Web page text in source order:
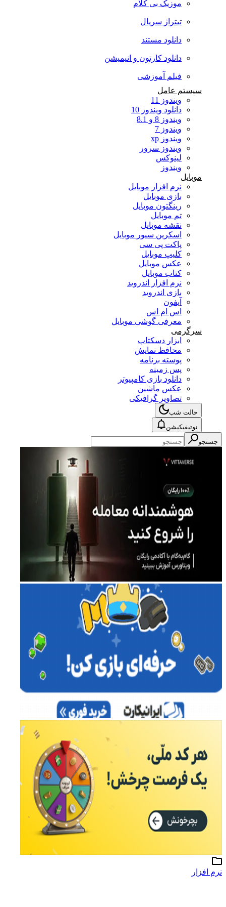
موزیک بی کلام
تیتراژ سریال
دانلود مستند
دانلود کارتون و انیمیشن
فیلم آموزشی
سیستم عامل
ویندوز 11
دانلود ویندوز 10
ویندوز 8 و 8.1
ویندوز 7
ویندوز xp
ویندوز سرور
لینوکس
ویندوز
موبایل
نرم افزار موبایل
بازی موبایل
رینگتون موبایل
تم موبایل
نقشه موبایل
اسکرین سیور موبایل
پاکت پی سی
کلیپ موبایل
عکس موبایل
کتاب موبایل
نرم افزار اندروید
بازی اندروید
آیفون
اس ام اس
معرفی گوشی موبایل
سرگرمی
ابزار دسکتاپ
محافظ نمایش
پوسته برنامه
پس زمینه
دانلود بازی کامپیوتر
عکس ماشین
تصاویر گرافیکی
حالت شب
نوتیفیکیشن
جستجو
نرم افزار